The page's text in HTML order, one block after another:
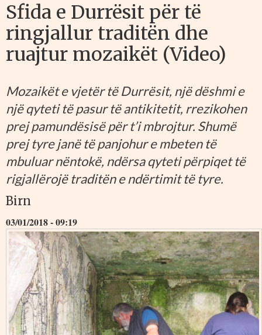
Sfida e Durrësit për të
ringjallur traditën dhe
ruajtur mozaikët (Video)
Mozaikët e vjetër të Durrësit, një dëshmi e
një qyteti të pasur të antikitetit, rrezikohen
prej pamundësisë për t’i mbrojtur. Shumë
prej tyre janë të panjohur e mbeten të
mbuluar nëntokë, ndërsa qyteti përpiqet të
rigjallërojë traditën e ndërtimit të tyre.
Birn
03/01/2018 - 09:19